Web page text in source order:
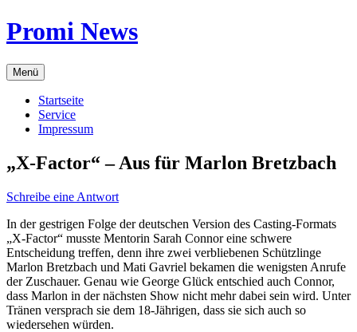
Zum
Inhalt
Promi News
Menü
Startseite
Service
Impressum
„X-Factor“ – Aus für Marlon Bretzbach
Schreibe eine Antwort
In der gestrigen Folge der deutschen Version des Casting-Formats
„X-Factor“ musste Mentorin Sarah Connor eine schwere
Entscheidung treffen, denn ihre zwei verbliebenen Schützlinge
Marlon Bretzbach und Mati Gavriel bekamen die wenigsten Anrufe
der Zuschauer. Genau wie George Glück entschied auch Connor,
dass Marlon in der nächsten Show nicht mehr dabei sein wird. Unter
Tränen versprach sie dem 18-Jährigen, dass sie sich auch so
wiedersehen würden.